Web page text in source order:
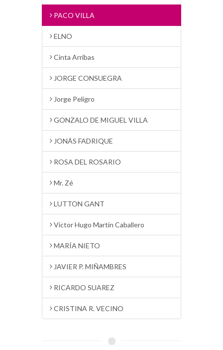
PACO VILLA
ELNO
Cinta Arribas
JORGE CONSUEGRA
Jorge Peligro
GONZALO DE MIGUEL VILLA
JONÁS FADRIQUE
ROSA DEL ROSARIO
Mr. Zé
LUTTON GANT
Victor Hugo Martín Caballero
MARÍA NIETO
JAVIER P. MIÑAMBRES
RICARDO SUAREZ
CRISTINA R. VECINO